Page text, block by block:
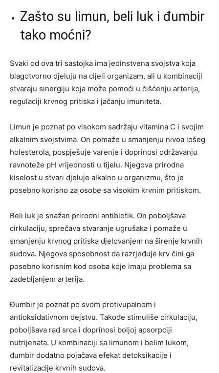
Zašto su limun, beli luk i đumbir
tako moćni?
Svaki od ova tri sastojka ima jedinstvena svojstva koja
blagotvorno djeluju na cijeli organizam, ali u kombinaciji
stvaraju sinergiju koja može pomoći u čišćenju arterija,
regulaciji krvnog pritiska i jačanju imuniteta.
Limun je poznat po visokom sadržaju vitamina C i svojim
alkalnim svojstvima. On pomaže u smanjenju nivoa lošeg
holesterola, pospješuje varenje i doprinosi održavanju
ravnoteže pH vrijednosti u tijelu. Njegova prirodna
kiselost u stvari djeluje alkalno u organizmu, što je
posebno korisno za osobe sa visokim krvnim pritiskom.
Beli luk je snažan prirodni antibiotik. On poboljšava
cirkulaciju, sprečava stvaranje ugrušaka i pomaže u
smanjenju krvnog pritiska djelovanjem na širenje krvnih
sudova. Njegova sposobnost da razrjeđuje krv čini ga
posebno korisnim kod osoba koje imaju problema sa
zadebljanjem arterija.
Đumbir je poznat po svom protivupalnom i
antioksidativnom dejstvu. Takođe stimuliše cirkulaciju,
poboljšava rad srca i doprinosi boljoj apsorpciji
nutrijenata. U kombinaciji sa limunom i belim lukom,
đumbir dodatno pojačava efekat detoksikacije i
revitalizacije krvnih sudova.